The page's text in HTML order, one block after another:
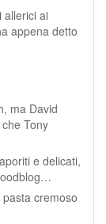
allerici ai
appena detto
ma David
Tony
e delicati,
cremoso